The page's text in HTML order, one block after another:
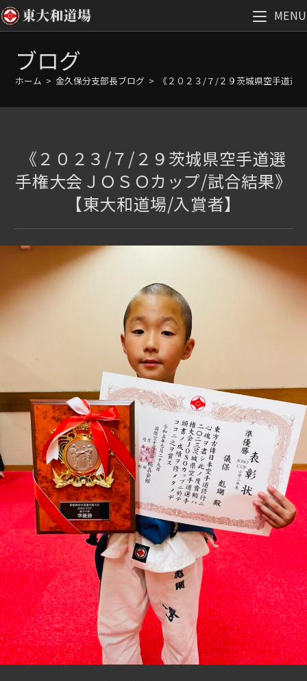
ツ
MENU
ブログ
ホーム > 金久保分支部長ブログ > 《２０２３/７/２９茨城県空手道選
《２０２３/７/２９茨城県空手道選
手権大会ＪＯＳＯカップ/試合結果》
【東大和道場/入賞者】